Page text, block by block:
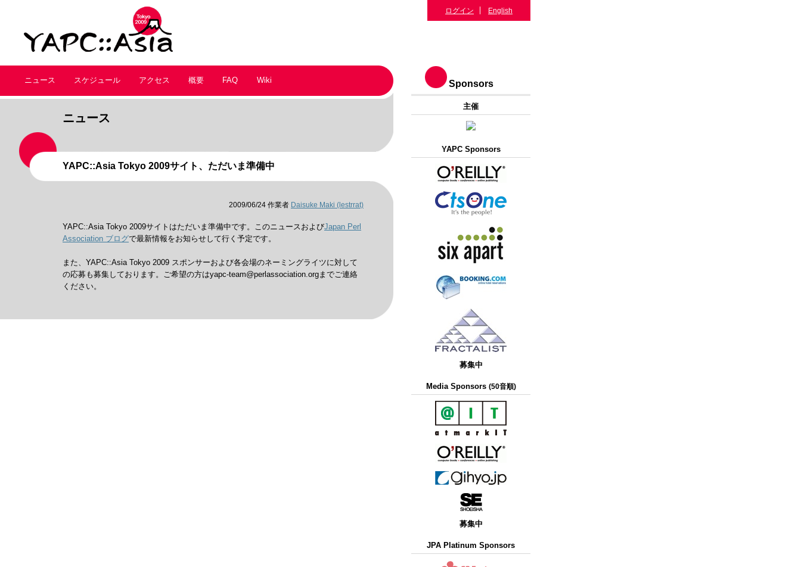
ログイン English
ニュース スケジュール アクセス 概要 FAQ Wiki
ニュース
YAPC::Asia Tokyo 2009サイト、ただいま準備中
2009/06/24 作業者 Daisuke Maki (‎lestrrat‎)
YAPC::Asia Tokyo 2009サイトはただいま準備中です。このニュースおよびJapan Perl
Association ブログで最新情報をお知らせして行く予定です。
また、YAPC::Asia Tokyo 2009 スポンサーおよび各会場のネーミングライツに対して
の応募も募集しております。ご希望の方はyapc-team@perlassociation.orgまでご連絡
ください。
Sponsors
主催
YAPC Sponsors
募集中
Media Sponsors (50音順)
募集中
JPA Platinum Sponsors